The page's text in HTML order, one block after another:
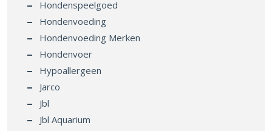
Hondenvoeding
Hondenvoeding Merken
Hondenvoer
Hypoallergeen
Jarco
Jbl
Jbl Aquarium
Kamerplanten